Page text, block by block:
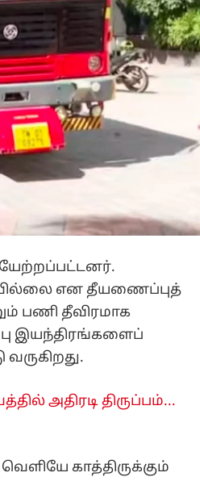
என தீயணைப்புத்
பணி தீவிரமாக
இயந்திரங்களைப்
அதிரடி திருப்பம்...
காத்திருக்கும்